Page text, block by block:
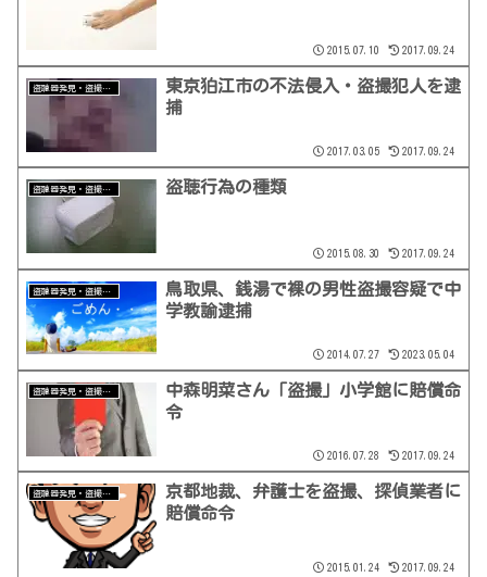
2015.07.10 2017.09.24
盗聴器発見・盗撮器発見
東京狛江市の不法侵入・盗撮犯人を逮
捕
2017.03.05 2017.09.24
盗聴器発見・盗撮器発見 盗聴行為の種類
2015.08.30 2017.09.24
盗聴器発見・盗撮器発見
鳥取県、銭湯で裸の男性盗撮容疑で中
学教諭逮捕
2014.07.27 2023.05.04
盗聴器発見・盗撮器発見
中森明菜さん「盗撮」小学館に賠償命
令
2016.07.28 2017.09.24
盗聴器発見・盗撮器発見
京都地裁、弁護士を盗撮、探偵業者に
賠償命令
2015.01.24 2017.09.24